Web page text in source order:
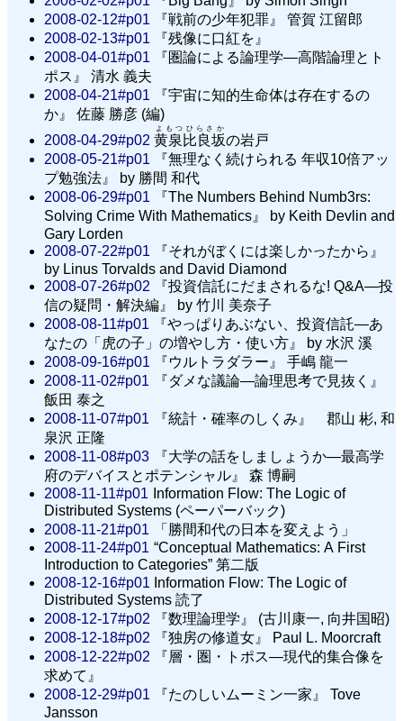
2008-02-12#p01 『戦前の少年犯罪』 管賀 江留郎
2008-02-13#p01 『残像に口紅を』
2008-04-01#p01 『圏論による論理学—高階論理とト
ポス』 清水 義夫
2008-04-21#p01 『宇宙に知的生命体は存在するの
か』 佐藤 勝彦 (編)
2008-04-29#p02 黄泉比良坂
よもつひらさか
の岩戸
2008-05-21#p01 『無理なく続けられる 年収10倍アッ
プ勉強法』 by 勝間 和代
2008-06-29#p01 『The Numbers Behind Numb3rs:
Solving Crime With Mathematics』 by Keith Devlin and
Gary Lorden
2008-07-22#p01 『それがぼくには楽しかったから』
by Linus Torvalds and David Diamond
2008-07-26#p02 『投資信託にだまされるな! Q&A―投
信の疑問・解決編』 by 竹川 美奈子
2008-08-11#p01 『やっぱりあぶない、投資信託—あ
なたの「虎の子」の増やし方・使い方』 by 水沢 溪
2008-09-16#p01 『ウルトラダラー』 手嶋 龍一
2008-11-02#p01
『ダメな議論—論理思考で見抜く』
飯田 泰之
2008-11-07#p01
『統計・確率のしくみ』 郡山 彬, 和
泉沢 正隆
2008-11-08#p03 『大学の話をしましょうか—最高学
府のデバイスとポテンシャル』 森 博嗣
2008-11-11#p01
Information Flow: The Logic of
Distributed Systems (ペーパーバック)
2008-11-21#p01
「勝間和代の日本を変えよう」
2008-11-24#p01 “Conceptual Mathematics: A First
Introduction to Categories” 第二版
2008-12-16#p01 Information Flow: The Logic of
Distributed Systems 読了
2008-12-17#p02 『数理論理学』 (古川康一, 向井国昭)
2008-12-18#p02 『独房の修道女』 Paul L. Moorcraft
2008-12-22#p02 『層・圏・トポス—現代的集合像を
求めて』
2008-12-29#p01 『たのしいムーミン一家』 Tove
Jansson